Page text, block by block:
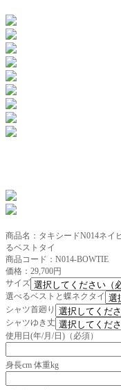
商品名：タキシードN014ネイ
るベストタイ
商品コード：N014-BOWTIE
価格：29,700円
サイズ
選べるベストと蝶ネクタイ
シャツ首廻り
シャツゆき丈
使用日(年/月/日)（必須）
身長cm 体重kg